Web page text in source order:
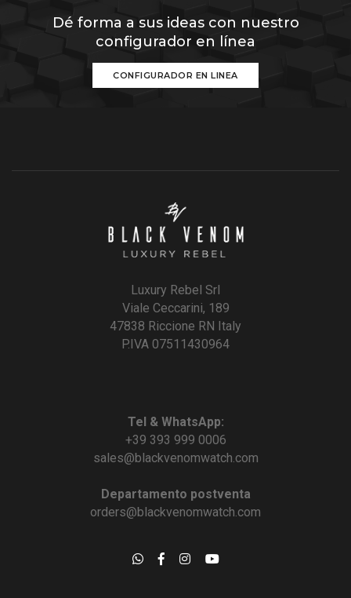
Dé forma a sus ideas con nuestro
configurador en línea
CONFIGURADOR EN LINEA
Luxury Rebel Srl
Viale Ceccarini, 189
47838 Riccione RN Italy
P.IVA 07511430964
Tel & WhatsApp:
+39 393 999 0006
sales@blackvenomwatch.com
Departamento postventa
orders@blackvenomwatch.com